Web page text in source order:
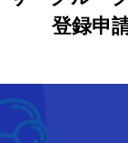
登録申